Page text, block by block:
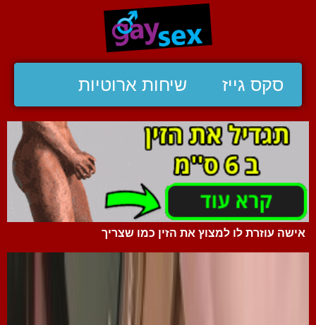
סקס גייז שיחות ארוטיות
אישה עוזרת לו למצוץ את הזין כמו שצריך